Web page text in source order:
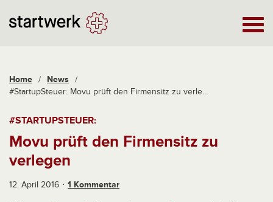
Home / News /
#StartupSteuer: Movu prüft den Firmensitz zu verle...
#STARTUPSTEUER:
Movu prüft den Firmensitz zu
verlegen
12. April 2016 1 Kommentar